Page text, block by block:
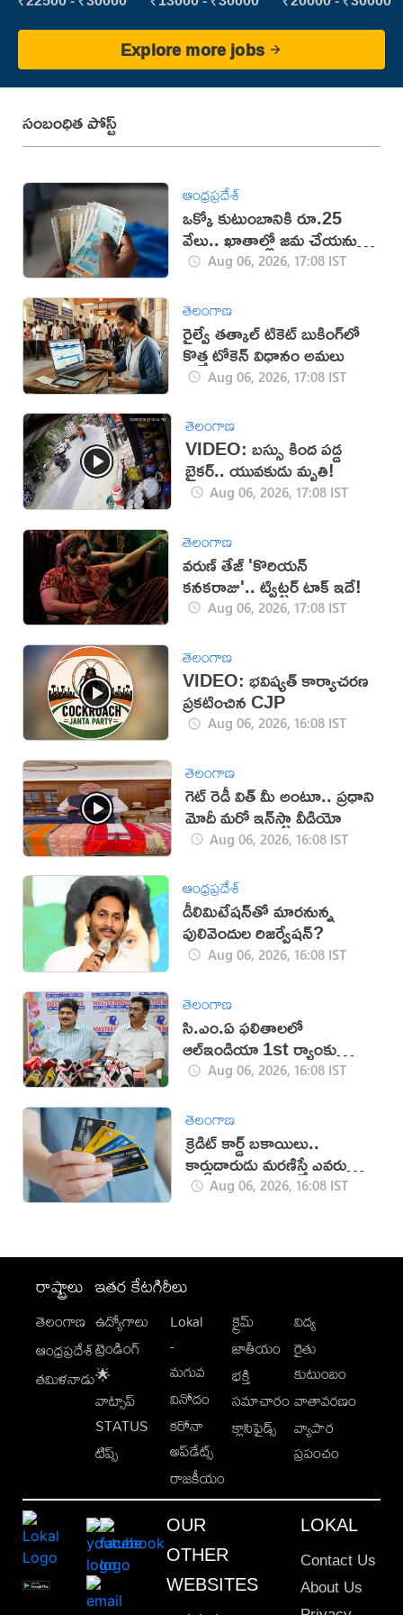
Explore more jobs
సంబంధిత పోస్ట్
ఆంధ్రప్రదేశ్
ఒక్కో కుటుంబానికి రూ.25
వేలు.. ఖాతాల్లో జ‌మ చేయ‌నున్న
ప్ర‌భుత్వం..!
Aug 06, 2026, 17:08 IST
తెలంగాణ
రైల్వే తత్కాల్ టికెట్ బుకింగ్‌లో
కొత్త టోకెన్ విధానం అమలు
Aug 06, 2026, 17:08 IST
తెలంగాణ
VIDEO: బస్సు కింద పడ్డ
బైకర్.. యువకుడు మృతి!
Aug 06, 2026, 17:08 IST
తెలంగాణ
వరుణ్ తేజ్ 'కొరియన్
కనకరాజు'.. ట్విట్టర్ టాక్ ఇదే!
Aug 06, 2026, 17:08 IST
తెలంగాణ
VIDEO: భవిష్యత్ కార్యాచరణ
ప్రకటించిన CJP
Aug 06, 2026, 16:08 IST
తెలంగాణ
గెట్ రెడీ విత్ మీ అంటూ.. ప్రధాని
మోదీ మరో ఇన్‌స్టా వీడియో
Aug 06, 2026, 16:08 IST
ఆంధ్రప్రదేశ్
డీలిమిటేషన్‌తో మారనున్న
పులివెందుల రిజర్వేషన్?
Aug 06, 2026, 16:08 IST
తెలంగాణ
సి.ఎం.ఏ ఫలితాలలో
ఆల్ఇండియా 1st ర్యాంకు
సాధించిన మాస్టర్‌మైండ్స్
Aug 06, 2026, 16:08 IST
తెలంగాణ
క్రెడిట్ కార్డ్ బకాయిలు..
కార్డుదారుడు మరణిస్తే ఎవరు
చెల్లిస్తారు?
Aug 06, 2026, 16:08 IST
రాష్ట్రాలు
తెలంగాణ
ఆంధ్రప్రదేశ్
తమిళనాడు
ఇతర కేటగిరీలు
ఉద్యోగాలు
ట్రెండింగ్
🌟
వాట్సాప్
STATUS
టిప్స్
Lokal
-
మగువ
వినోదం
కరోనా
అప్‌డేట్స్
రాజకీయం
క్రైమ్
జాతీయం
భక్తి
సమాచారం
క్లాసిఫైడ్స్
విద్య
రైతు
కుటుంబం
వాతావరణం
వ్యాపార
ప్రపంచం
OUR
OTHER
WEBSITES
LOKAL
Contact Us
About Us